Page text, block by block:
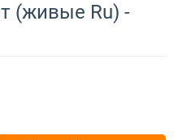
(живые Ru) -